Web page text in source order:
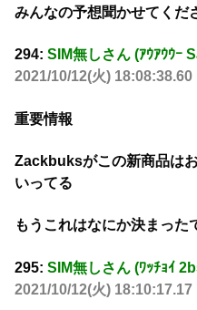
みんなの予想聞かせてくだ
294: SIM無しさん (ｱｳｱｳｳｰ
2021/10/12(火)
重要情報
Zackbuksがこの新商品は
いってる
もうこれはなにか決まった
295: SIM無しさん (ﾜｯﾁｮｲ
2021/10/12(火)